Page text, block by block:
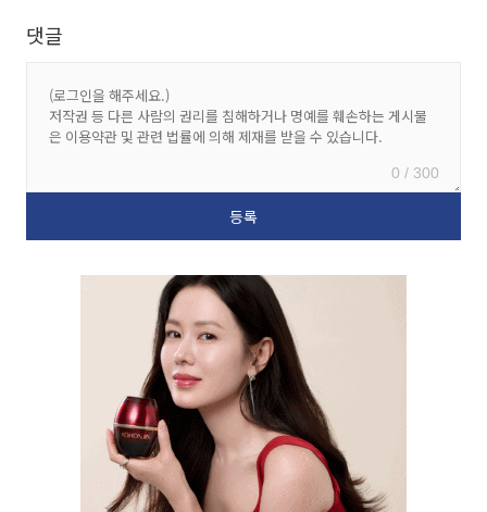
댓글
0 / 300